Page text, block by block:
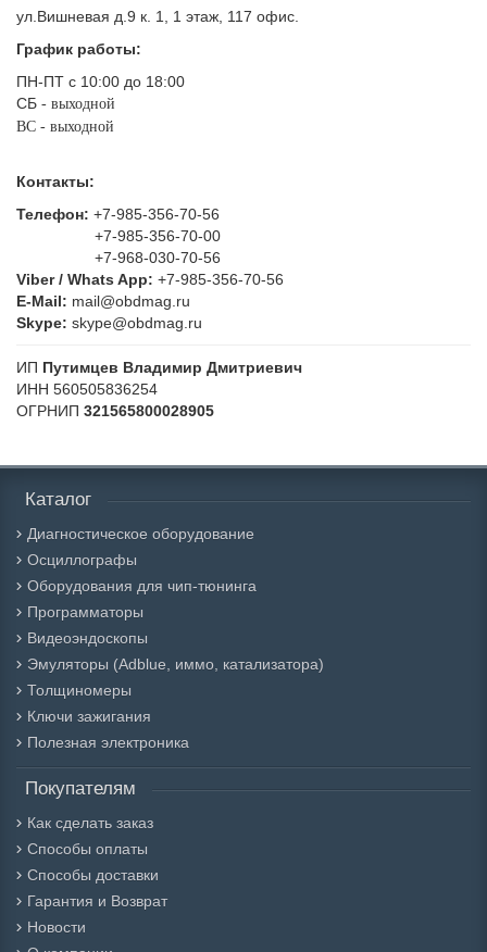
ул.Вишневая д.9 к. 1, 1 этаж, 117 офис.
График работы:
ПН-ПТ с 10:00 до 18:00
СБ - выходной
ВС - выходной
Контакты:
Телефон: +7-985-356-70-56
+7-985-356-70-00
+7-968-030-70-56
Viber / Whats App: +7-985-356-70-56
E-Mail: mail@obdmag.ru
Skype: skype@obdmag.ru
ИП Путимцев Владимир Дмитриевич
ИНН 560505836254
ОГРНИП 321565800028905
Каталог
Диагностическое оборудование
Осциллографы
Оборудования для чип-тюнинга
Программаторы
Видеоэндоскопы
Эмуляторы (Adblue, иммо, катализатора)
Толщиномеры
Ключи зажигания
Полезная электроника
Покупателям
Как сделать заказ
Способы оплаты
Способы доставки
Гарантия и Возврат
Новости